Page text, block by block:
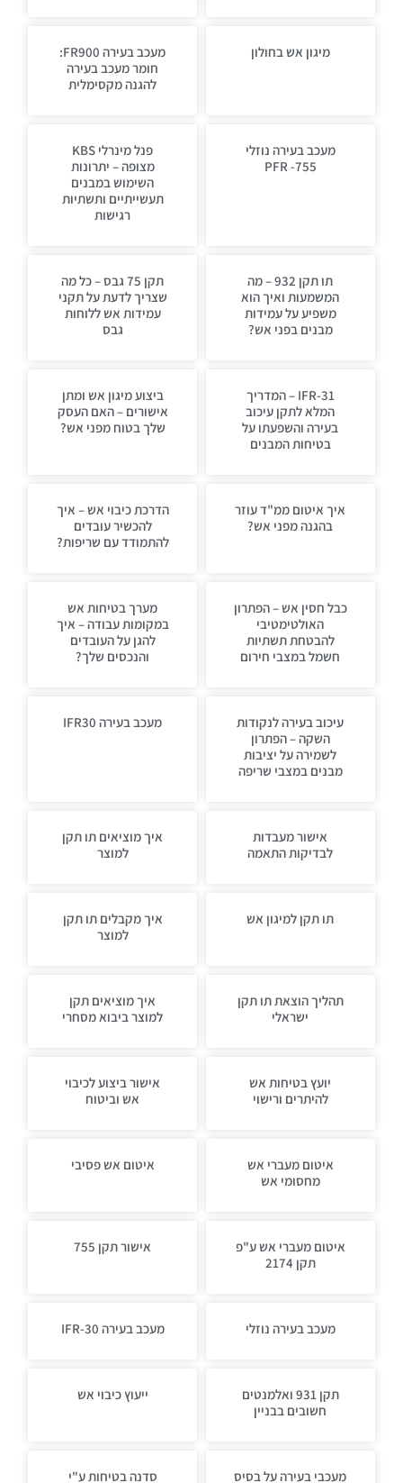
מיגון אש בחולון
מעכב בעירה FR900:
חומר מעכב בעירה
להגנה מקסימלית
מעכב בעירה נוזלי
PFR -755
פנל מינרלי KBS
מצופה – יתרונות
השימוש במבנים
תעשייתיים ותשתיות
רגישות
תו תקן 932 – מה
המשמעות ואיך הוא
משפיע על עמידות
מבנים בפני אש?
תקן 75 גבס – כל מה
שצריך לדעת על תקני
עמידות אש ללוחות
גבס
IFR-31 – המדריך
המלא לתקן עיכוב
בעירה והשפעתו על
בטיחות המבנים
ביצוע מיגון אש ומתן
אישורים – האם העסק
שלך בטוח מפני אש?
איך איטום ממ"ד עוזר
בהגנה מפני אש?
הדרכת כיבוי אש – איך
להכשיר עובדים
להתמודד עם שריפות?
כבל חסין אש – הפתרון
האולטימטיבי
להבטחת תשתיות
חשמל במצבי חירום
מערך בטיחות אש
במקומות עבודה – איך
להגן על העובדים
והנכסים שלך?
עיכוב בעירה לנקודות
השקה – הפתרון
לשמירה על יציבות
מבנים במצבי שריפה
מעכב בעירה IFR30
אישור מעבדות
לבדיקות התאמה
איך מוציאים תו תקן
למוצר
תו תקן למיגון אש
איך מקבלים תו תקן
למוצר
תהליך הוצאת תו תקן
ישראלי
איך מוציאים תקן
למוצר ביבוא מסחרי
יועץ בטיחות אש
להיתרים ורישוי
אישור ביצוע לכיבוי
אש וביטוח
איטום מעברי אש
מחסומי אש
איטום אש פסיבי
איטום מעברי אש ע"פ
תקן 2174
אישור תקן 755
מעכב בעירה נוזלי מעכב בעירה IFR-30
תקן 931 ואלמנטים
חשובים בבניין
ייעוץ כיבוי אש
מעכבי בעירה על בסיס סדנה בטיחות ע"י